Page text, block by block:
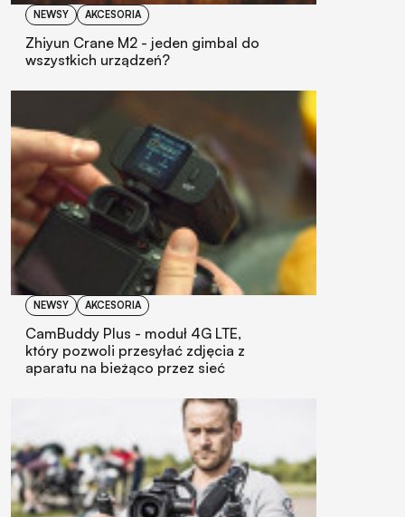
NEWSY AKCESORIA
Zhiyun Crane M2 - jeden gimbal do
wszystkich urządzeń?
NEWSY AKCESORIA
CamBuddy Plus - moduł 4G LTE,
który pozwoli przesyłać zdjęcia z
aparatu na bieżąco przez sieć